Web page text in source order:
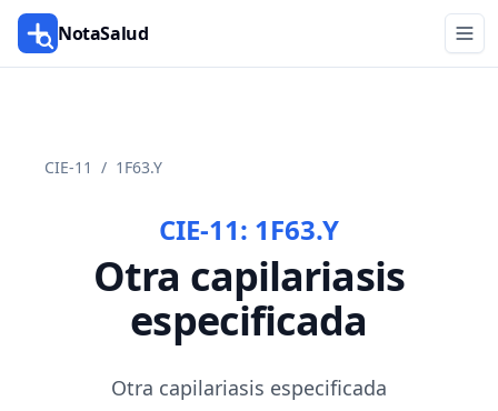
NotaSalud
CIE-11 / 1F63.Y
CIE-11: 1F63.Y
Otra capilariasis
especificada
Otra capilariasis especificada